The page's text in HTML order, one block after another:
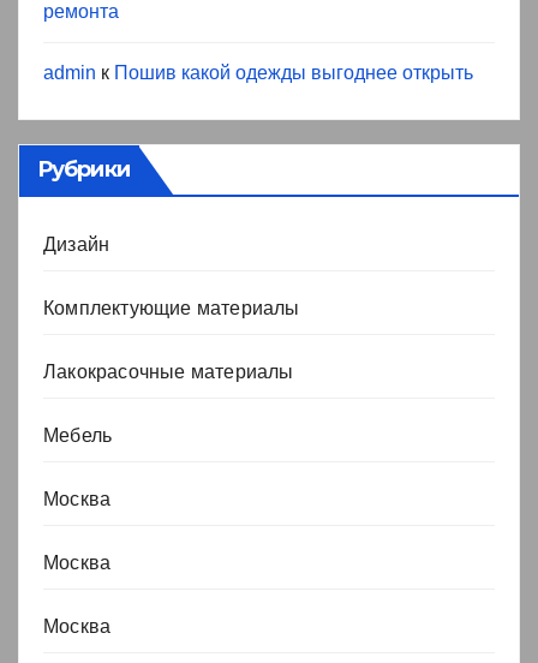
ремонта
admin к Пошив какой одежды выгоднее открыть
Рубрики
Дизайн
Комплектующие материалы
Лакокрасочные материалы
Мебель
Москва
Москва
Москва